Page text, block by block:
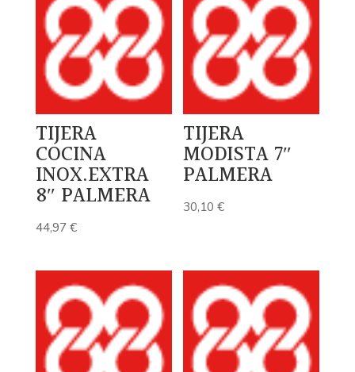
TIJERA
COCINA
INOX.EXTRA
8″ PALMERA
44,97€
TIJERA
MODISTA 7″
PALMERA
30,10€